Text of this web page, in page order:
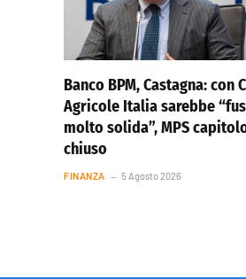
Banco BPM, Castagna: con
Agricole Italia sarebbe
molto solida”, MPS
chiuso
FINANZA 5 Agosto 2026